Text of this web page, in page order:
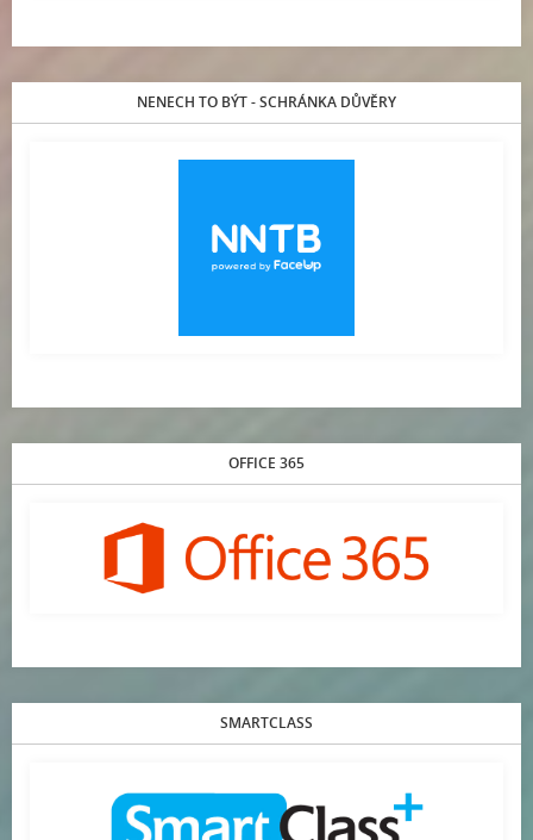
NENECH TO BÝT - SCHRÁNKA DŮVĚRY
OFFICE 365
SMARTCLASS